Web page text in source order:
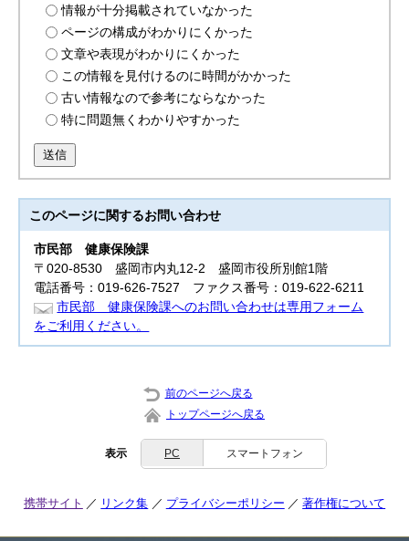
情報が十分掲載されていなかった
ページの構成がわかりにくかった
文章や表現がわかりにくかった
この情報を見付けるのに時間がかかった
古い情報なので参考にならなかった
特に問題無くわかりやすかった
送信
このページに関するお問い合わせ
市民部健康保険課
〒020-8530 盛岡市内丸12-2 盛岡市役所別館1階
電話番号：019-626-7527 ファクス番号：019-622-6211
市民部 健康保険課へのお問い合わせは専用フォーム
をご利用ください。
前のページへ戻る
トップページへ戻る
表示 PC スマートフォン
携帯サイト リンク集 プライバシーポリシー 著作権について